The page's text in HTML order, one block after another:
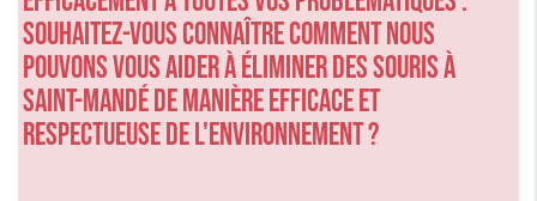
souhaitez-vous connaître comment nous
pouvons vous aider à éliminer des souris à
Saint-Mandé de manière efficace et
respectueuse de l'environnement ?